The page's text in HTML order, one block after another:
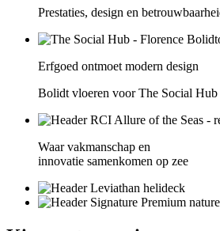
Prestaties, design en
Erfgoed ontmoet modern design
Bolidt vloeren voor The Social Hub
Waar vakmanschap en
innovatie samenkomen op zee